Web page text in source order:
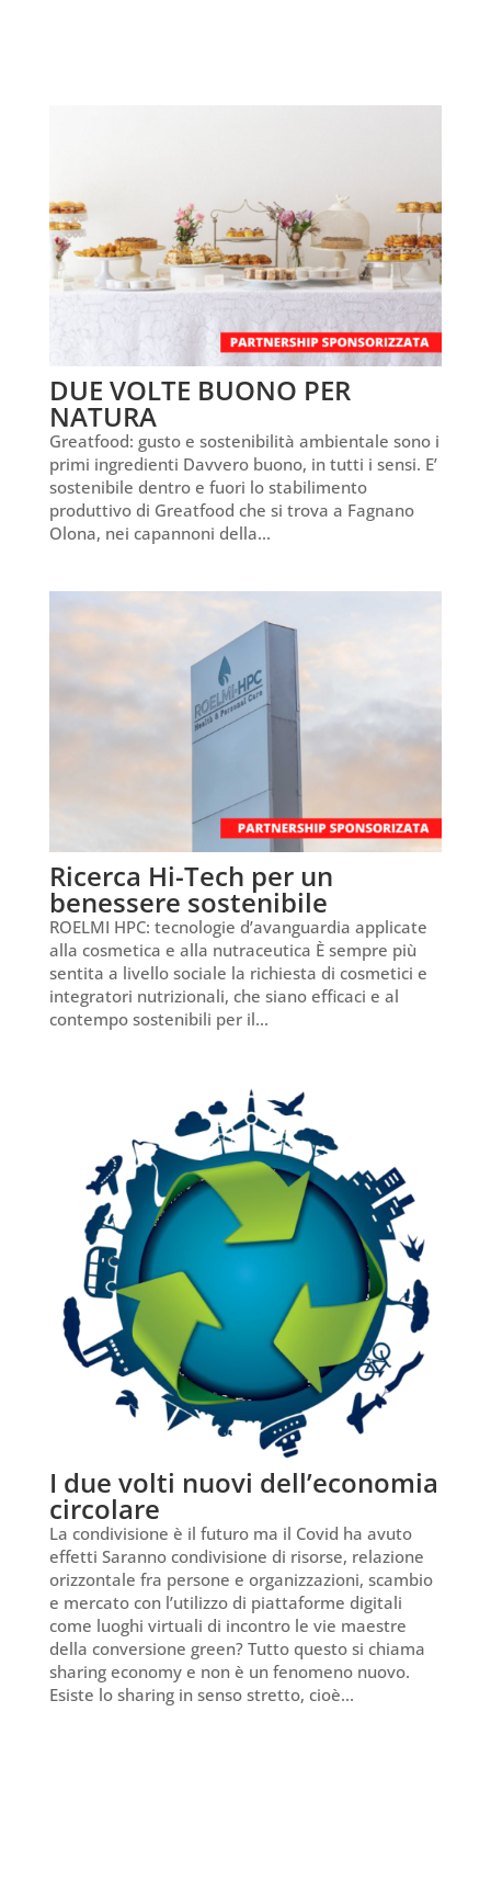
DUE VOLTE BUONO PER
NATURA
Greatfood: gusto e sostenibilità ambientale sono i
primi ingredienti Davvero buono, in tutti i sensi. E’
sostenibile dentro e fuori lo stabilimento
produttivo di Greatfood che si trova a Fagnano
Olona, nei capannoni della...
Ricerca Hi-Tech per un
benessere sostenibile
ROELMI HPC: tecnologie d’avanguardia applicate
alla cosmetica e alla nutraceutica È sempre più
sentita a livello sociale la richiesta di cosmetici e
integratori nutrizionali, che siano efficaci e al
contempo sostenibili per il...
I due volti nuovi dell’economia
circolare
La condivisione è il futuro ma il Covid ha avuto
effetti Saranno condivisione di risorse, relazione
orizzontale fra persone e organizzazioni, scambio
e mercato con l’utilizzo di piattaforme digitali
come luoghi virtuali di incontro le vie maestre
della conversione green? Tutto questo si chiama
sharing economy e non è un fenomeno nuovo.
Esiste lo sharing in senso stretto, cioè...